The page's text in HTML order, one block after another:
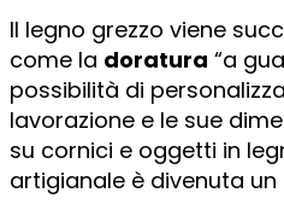
Il legno grezzo viene
come la doratura “a
possibilità di
lavorazione e le sue
su cornici e oggetti in
artigianale è divenuta